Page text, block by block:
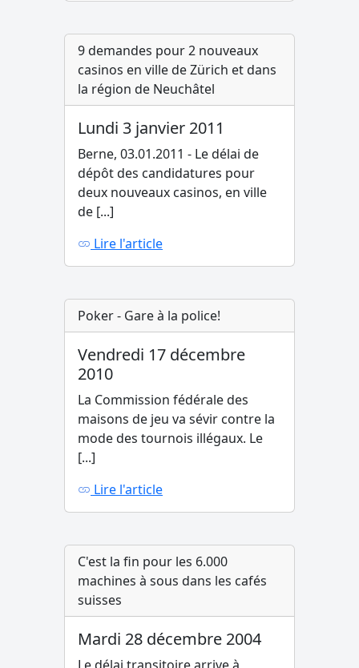
9 demandes pour 2 nouveaux
casinos en ville de Zürich et dans
la région de Neuchâtel
Lundi 3 janvier 2011
Berne, 03.01.2011 - Le délai de
dépôt des candidatures pour
deux nouveaux casinos, en ville
de [...]
Lire l'article
Poker - Gare à la police!
Vendredi 17 décembre
2010
La Commission fédérale des
maisons de jeu va sévir contre la
mode des tournois illégaux. Le
[...]
Lire l'article
C'est la fin pour les 6.000
machines à sous dans les cafés
suisses
Mardi 28 décembre 2004